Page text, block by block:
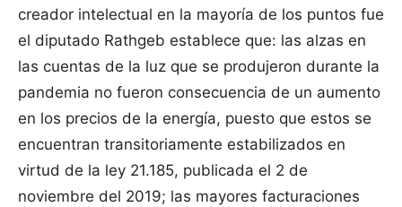
creador intelectual en la mayoría de los puntos fue
el diputado Rathgeb establece que: las alzas en
las cuentas de la luz que se produjeron durante la
pandemia no fueron consecuencia de un aumento
en los precios de la energía, puesto que estos se
encuentran transitoriamente estabilizados en
virtud de la ley 21.185, publicada el 2 de
noviembre del 2019; las mayores facturaciones